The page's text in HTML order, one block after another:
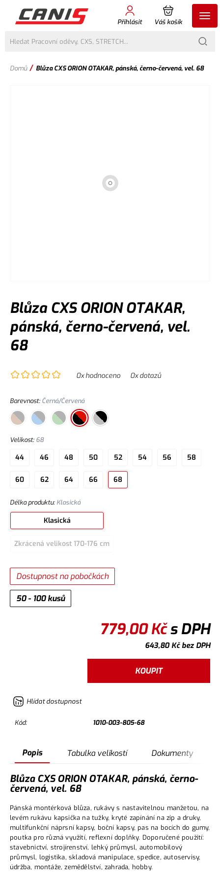
Přihlásit Váš košík
Domů / Blůza CXS ORION OTAKAR, pánská, černo-červená, vel. 68
Blůza CXS ORION OTAKAR,
pánská, černo-červená, vel.
68
0x hodnoceno 0x dotazů
Barevnost: Černá/Červená
Velikost: 68
44 46 48 50 52 54 56 58
60 62 64 66 68
Délka produktu: Klasická
Klasická
Zkrácená velikost 170-176 cm
50 - 100 kusů
Dostupnost na pobočkách
779,00Kčs DPH
643,80Kčbez DPH
KOUPIT
Hlídat dostupnost
Kód: 1010-003-805-68
Popis Tabulka velikostí Dokumenty
Blůza CXS ORION OTAKAR, pánská, černo-
červená, vel. 68
Pánská montérková blůza, rukávy s nastavitelnou manžetou, na
levém rukávu kapsička na tužky, kryté zapínání na zip a druky,
multifunkční náprsní kapsy, boční kapsy, pas na bocích do gumy,
poutka pro různá využití, reflexní doplňky. Doporučené použití:
stavebnictví, strojírenství, lehký průmysl, automobilový
průmysl, logistika, skladová manipulace, spedice, autoservisy,
údržba, montáže, zemědělství, zahrada, hobby.